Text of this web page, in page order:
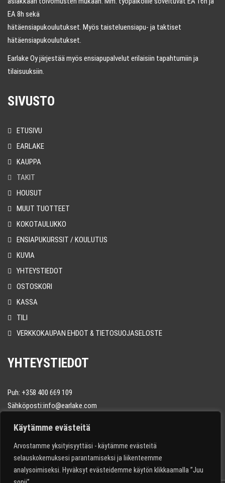
Käytämme evästeitä
Arvostamme yksityisyyttäsi - käytämme evästeitä
selauskokemuksesi parantamiseksi ja liikenteemme
analysoimiseksi. Hyväksyt evästeidemme käytön klikkaamalla ”Juu
EA 8h sekä
hätäensiapukoulutukset. Myös taisteluensiapu- ja taktiset
hätäensiapukoulutukset.
Earlake Oy järjestää myös ensiapupalvelut erilaisiin tapahtumiin ja
tilaisuuksiin.
SIVUSTO
ETUSIVU
EARLAKE
KAUPPA
TAKIT
HOUSUT
MUUT TUOTTEET
KOKOTAULUKKO
ENSIAPUKURSSIT / KOULUTUS
KUVIA
YHTEYSTIEDOT
OSTOSKORI
KASSA
TILI
VERKKOKAUPAN EHDOT & TIETOSUOJASELOSTE
YHTEYSTIEDOT
Puh: +358 400 669 109
Sähköposti:info@earlake.com